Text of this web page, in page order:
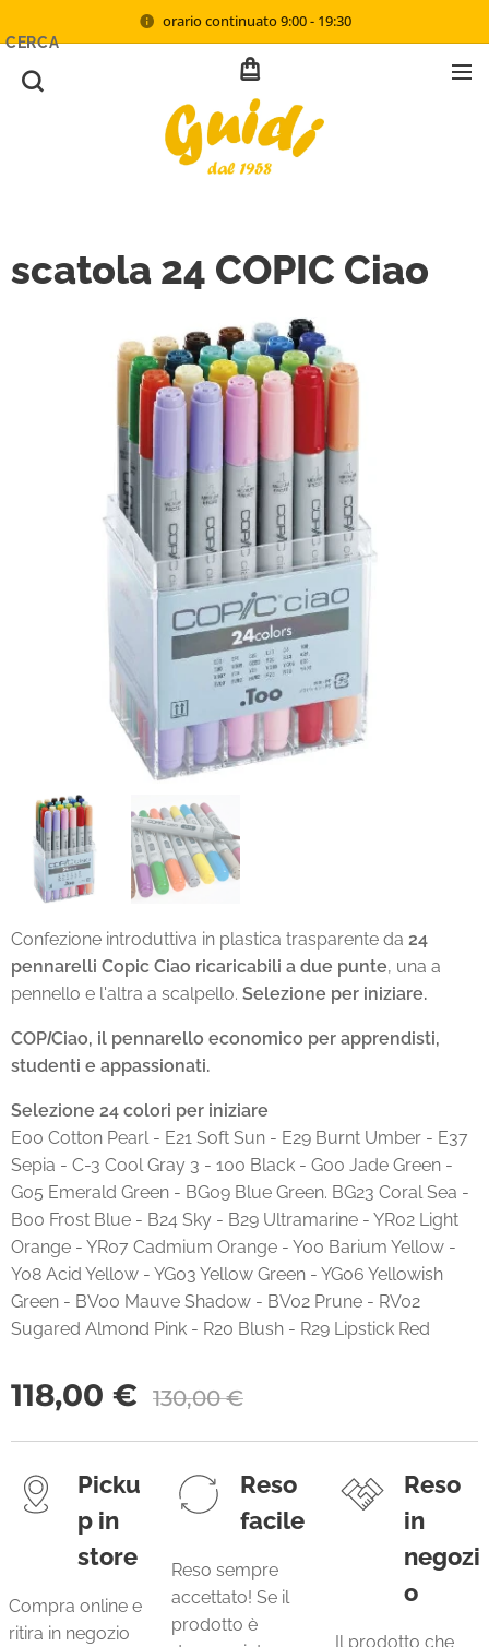
orario continuato 9:00 - 19:30
CERCA
scatola 24 COPIC Ciao
Confezione introduttiva in plastica trasparente da 24
pennarelli Copic Ciao ricaricabili a due punte, una a
pennello e l'altra a scalpello. Selezione per iniziare.
COPICiao, il pennarello economico per apprendisti,
studenti e appassionati.
Selezione 24 colori per iniziare
E00 Cotton Pearl - E21 Soft Sun - E29 Burnt Umber - E37
Sepia - C-3 Cool Gray 3 - 100 Black - G00 Jade Green -
G05 Emerald Green - BG09 Blue Green. BG23 Coral Sea -
B00 Frost Blue - B24 Sky - B29 Ultramarine - YR02 Light
Orange - YR07 Cadmium Orange - Y00 Barium Yellow -
Y08 Acid Yellow - YG03 Yellow Green - YG06 Yellowish
Green - BV00 Mauve Shadow - BV02 Prune - RV02
Sugared Almond Pink - R20 Blush - R29 Lipstick Red
118,00 € 130,00€
Picku
p in
store
Compra online e
ritira in negozio
Reso
facile
Reso sempre
accettato! Se il
prodotto è
Reso
in
negozi
o
Il prodotto che